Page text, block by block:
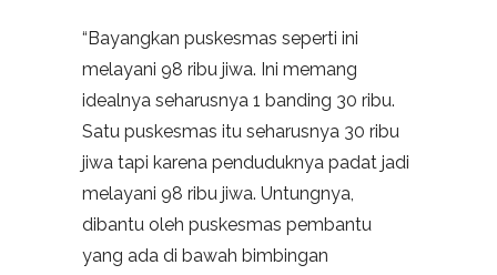
“Bayangkan puskesmas seperti ini
melayani 98 ribu jiwa. Ini memang
idealnya seharusnya 1 banding 30 ribu.
Satu puskesmas itu seharusnya 30 ribu
jiwa tapi karena penduduknya padat jadi
melayani 98 ribu jiwa. Untungnya,
dibantu oleh puskesmas pembantu
yang ada di bawah bimbingan